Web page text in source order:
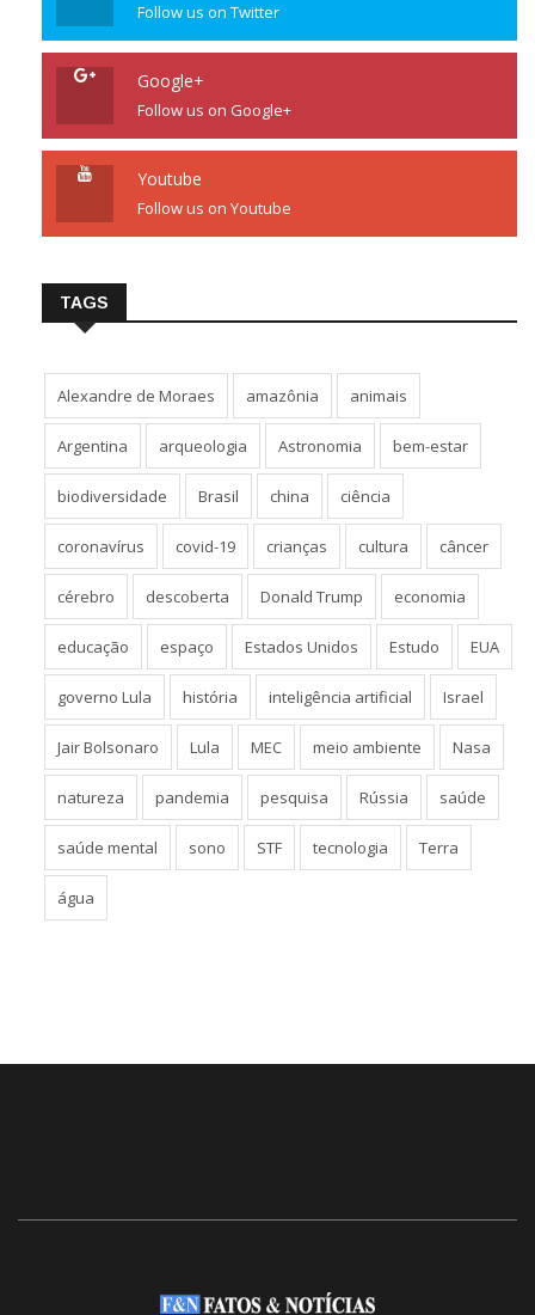
Follow us on Twitter
Google+
Follow us on Google+
Youtube
Follow us on Youtube
TAGS
Alexandre de Moraes amazônia animais
Argentina arqueologia Astronomia bem-estar
biodiversidade Brasil china ciência
coronavírus covid-19 crianças cultura câncer
cérebro descoberta Donald Trump economia
educação espaço Estados Unidos Estudo EUA
governo Lula história inteligência artificial Israel
Jair Bolsonaro Lula MEC meio ambiente Nasa
natureza pandemia pesquisa Rússia saúde
saúde mental sono STF tecnologia Terra
água